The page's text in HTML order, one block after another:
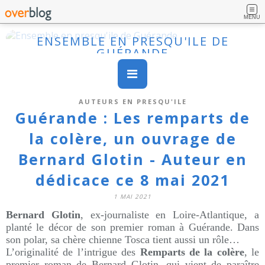
MENU
ENSEMBLE EN PRESQU'ILE DE
GUÉRANDE
AUTEURS EN PRESQU'ILE
Guérande : Les remparts de
la colère, un ouvrage de
Bernard Glotin - Auteur en
dédicace ce 8 mai 2021
1 MAI 2021
Bernard Glotin, ex-journaliste en Loire-Atlantique, a
planté le décor de son premier roman à Guérande. Dans
son polar, sa chère chienne Tosca tient aussi un rôle…
L’originalité de l’intrigue des Remparts de la colère, le